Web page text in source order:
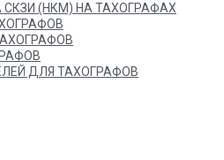
(НКМ) НА ТАХОГРАФАХ
ДЛЯ ТАХОГРАФОВ